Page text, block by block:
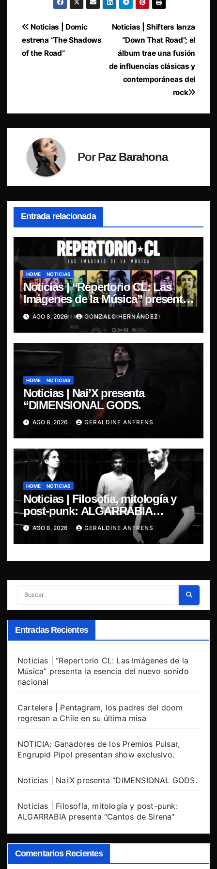
Navegación
de
Noticias | Shifters lanza
“Down That Road”; el
álbum trae una fusión
de influencias clásicas y
contemporáneas del
rock
Noticias | Domic
estrena “The Shadows
of the Road”
PorPaz Barahona
Entrada relacionada
HOME NOTICIAS
Noticias | “Repertorio CL: Las
Imágenes de la Música” presenta
la esencia del nuevo sonido
nacional
AGO 8, 2026 GONZALO HERNÁNDEZ
HOME NOTICIAS
Noticias | Nai’X presenta
“DIMENSIONAL GODS.
AGO 8, 2026 GERALDINE ANFRENS
HOME NOTICIAS
Noticias | Filosofía, mitología y
post-punk: ALGARRABIA
presenta “Cantos de Sirena”
AGO 8, 2026 GERALDINE ANFRENS
Entradas Recientes
Noticias | “Repertorio CL: Las Imágenes de la
Música” presenta la esencia del nuevo sonido
nacional
Cartelera | Pentagram, los padres del doom
regresan a Chile en su última misa
NOTICIA: Ganadores de los Premios Pulsar,
Engrupid Pipol presentan show exclusivo.
Noticias | Nai’X presenta “DIMENSIONAL GODS.
Noticias | Filosofía, mitología y post-punk:
ALGARRABIA presenta “Cantos de Sirena”
Comentarios Recientes